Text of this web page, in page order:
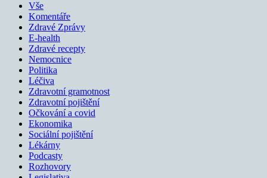
Vše
Komentáře
Zdravé Zprávy
E-health
Zdravé recepty
Nemocnice
Politika
Léčiva
Zdravotní gramotnost
Zdravotní pojištění
Očkování a covid
Ekonomika
Sociální pojištění
Lékárny
Podcasty
Rozhovory